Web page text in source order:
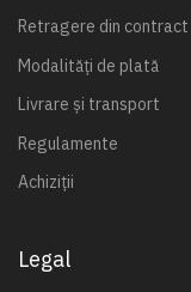
Retragere din contract
Modalități de plată
Livrare și transport
Regulamente
Achiziții
Legal